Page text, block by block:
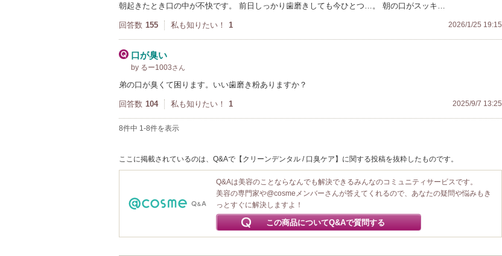
朝起きたとき口の中が不快です。 前日しっかり歯磨きしても今ひとつ…。 朝の口がスッキ…
回答数 155 私も知りたい！ 1 2026/1/25 19:15
口が臭い
by るー1003さん
弟の口が臭くて困ります。いい歯磨き粉ありますか？
回答数 104 私も知りたい！ 1 2025/9/7 13:25
8件中 1-8件を表示
ここに掲載されているのは、Q&Aで【クリーンデンタル / 口臭ケア】に関する投稿を抜粋したものです。
Q&Aは美容のことならなんでも解決できるみんなのコミュニティサービスです。
美容の専門家や@cosmeメンバーさんが答えてくれるので、あなたの疑問や悩みもき
っとすぐに解決しますよ！
この商品についてQ&Aで質問する